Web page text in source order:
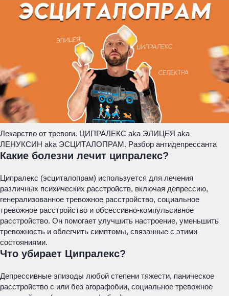
Лекарство от тревоги. ЦИПРАЛЕКС aka ЭЛИЦЕЯ aka
ЛЕНУКСИН aka ЭСЦИТАЛОПРАМ. Разбор антидепрессанта
Какие болезни лечит ципралекс?
Ципралекс (эсциталопрам) используется для лечения
различных психических расстройств, включая депрессию,
генерализованное тревожное расстройство, социальное
тревожное расстройство и обсессивно-компульсивное
расстройство. Он помогает улучшить настроение, уменьшить
тревожность и облегчить симптомы, связанные с этими
состояниями.
Что убирает Ципралекс?
Депрессивные эпизоды любой степени тяжести, паническое
расстройство с или без агорафобии, социальное тревожное